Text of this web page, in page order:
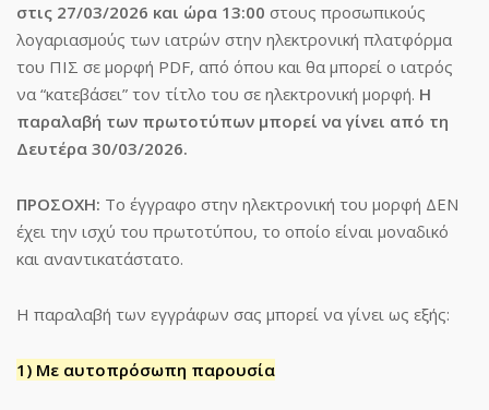
στις 27/03/2026 και ώρα 13:00 στους προσωπικούς
λογαριασμούς των ιατρών στην ηλεκτρονική πλατφόρμα
του ΠΙΣ σε μορφή PDF, από όπου και θα μπορεί ο ιατρός
να “κατεβάσει” τον τίτλο του σε ηλεκτρονική μορφή. Η
παραλαβή των πρωτοτύπων μπορεί να γίνει από τη
Δευτέρα 30/03/2026.
ΠΡΟΣΟΧΗ: Το έγγραφο στην ηλεκτρονική του μορφή ΔΕΝ
έχει την ισχύ του πρωτοτύπου, το οποίο είναι μοναδικό
και αναντικατάστατο.
Η παραλαβή των εγγράφων σας μπορεί να γίνει ως εξής:
1) Με αυτοπρόσωπη παρουσία